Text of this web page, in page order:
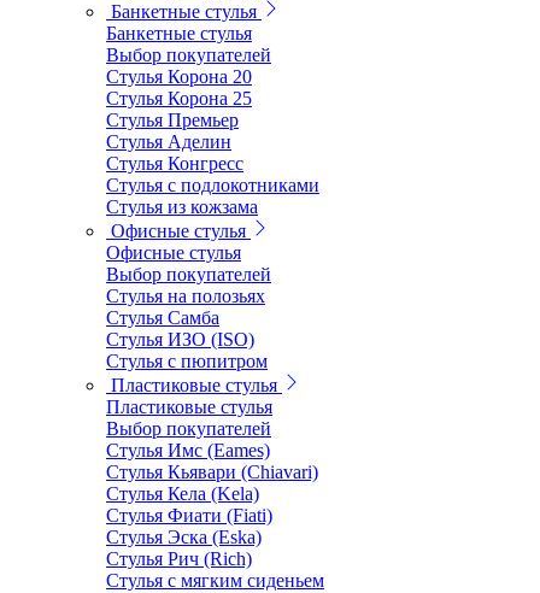
Банкетные стулья
Банкетные стулья
Выбор покупателей
Стулья Корона 20
Стулья Корона 25
Стулья Премьер
Стулья Аделин
Стулья Конгресс
Стулья с подлокотниками
Стулья из кожзама
Офисные стулья
Офисные стулья
Выбор покупателей
Стулья на полозьях
Стулья Самба
Стулья ИЗО (ISO)
Стулья с пюпитром
Пластиковые стулья
Пластиковые стулья
Выбор покупателей
Стулья Имс (Eames)
Стулья Кьявари (Chiavari)
Стулья Кела (Kela)
Стулья Фиати (Fiati)
Стулья Эска (Eska)
Стулья Рич (Rich)
Стулья с мягким сиденьем